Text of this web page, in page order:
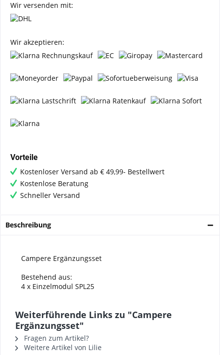
Wir versenden mit:
Wir akzeptieren:
Vorteile
Kostenloser Versand ab € 49,99- Bestellwert
Kostenlose Beratung
Schneller Versand
Beschreibung
Campere Ergänzungsset
Bestehend aus:
4 x Einzelmodul SPL25
Weiterführende Links zu "Campere
Ergänzungsset"
Fragen zum Artikel?
Weitere Artikel von Lilie